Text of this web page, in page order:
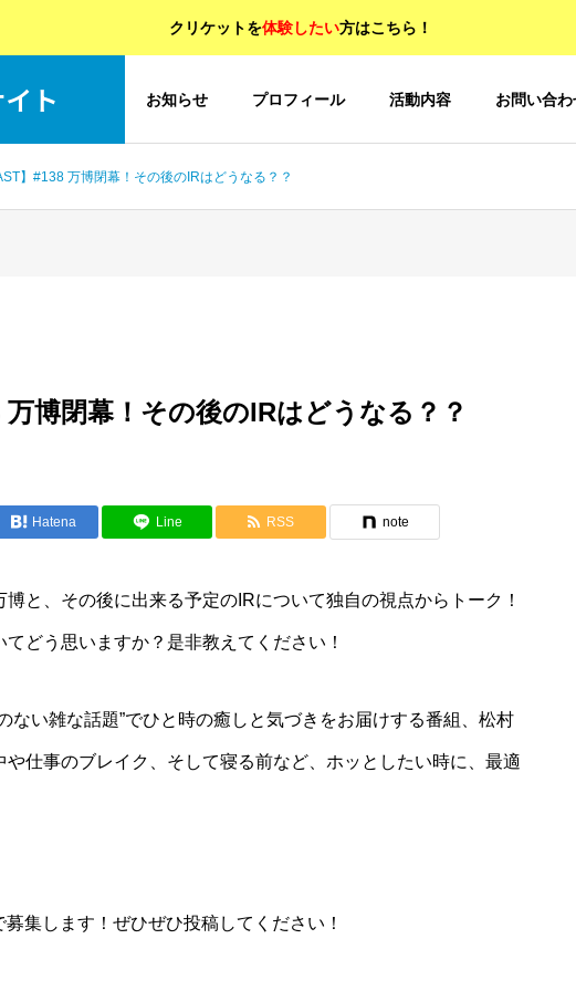
クリケットを体験したい方はこちら！
ト お知らせ プロフィール 活動内容 お問い合わ
】#138 万博閉幕！その後のIRはどうなる？？
万博閉幕！その後のIRはどうなる？？
Hatena Line RSS note
と、その後に出来る予定のIRについて独自の視点からトーク！
どう思いますか？是非教えてください！
ない雑な話題”でひと時の癒しと気づきをお届けする番組、松村
仕事のブレイク、そして寝る前など、ホッとしたい時に、最適
集します！ぜひぜひ投稿してください！